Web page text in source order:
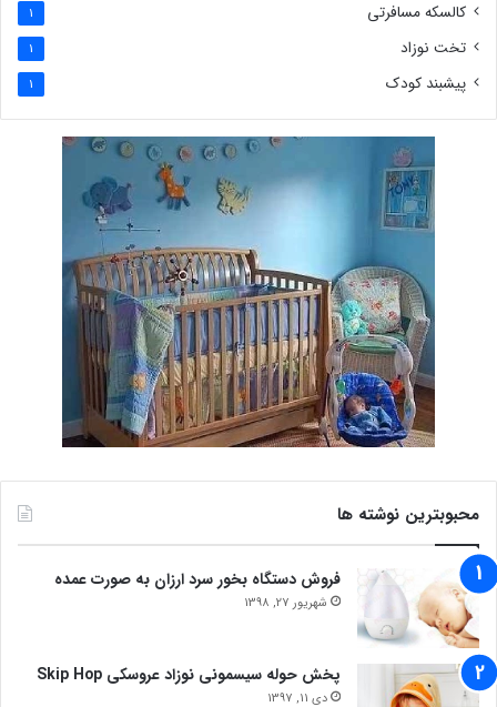
کالسکه مسافرتی 1
تخت نوزاد 1
پیشبند کودک 1
محبوبترین نوشته ها
فروش دستگاه بخور سرد ارزان به صورت عمده
شهریور 27, 1398
پخش حوله سیسمونی نوزاد عروسکی Skip Hop
دی 11, 1397